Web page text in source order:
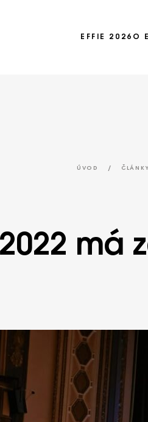
EFFIE 2026 O
ÚVOD / ČLÁNKY
2022